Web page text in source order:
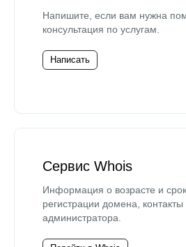
Напишите, если вам нужна
консультация по услугам.
Написать
Сервис Whois
Информация о возрасте и
регистрации домена, контакты
администратора.